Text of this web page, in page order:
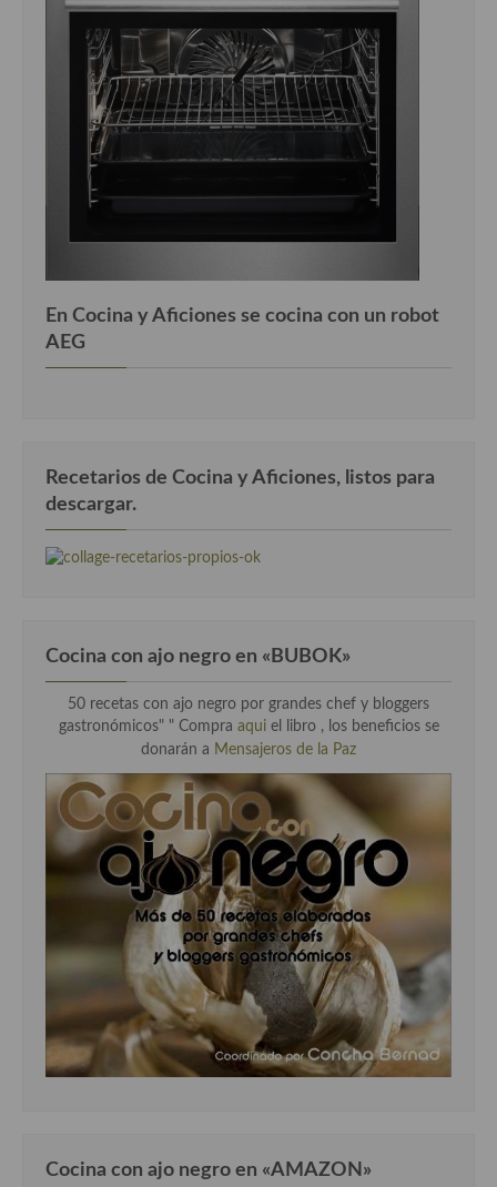
En Cocina y Aficiones se cocina con un robot
AEG
Recetarios de Cocina y Aficiones, listos para
descargar.
Cocina con ajo negro en «BUBOK»
50 recetas con ajo negro por grandes chef y bloggers
gastronómicos" " Compra aqui el libro , los beneficios se
donarán a Mensajeros de la Paz
Cocina con ajo negro en «AMAZON»